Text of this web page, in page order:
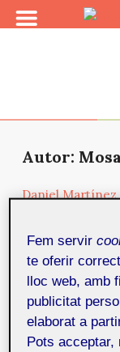
Autor:
Daniel Martínez
Cromosoma,
que debe pasar
Producción
la edición
de los distintos
una de estos
situación de la
Fem servir
te oferir
lloc web, amb
publicitat
elaborat a
Pots acceptar,